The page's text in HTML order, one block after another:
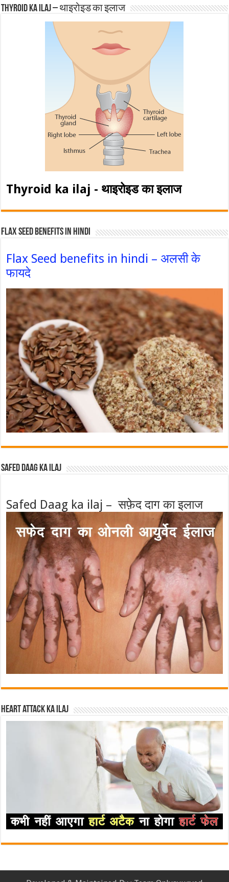
Thyroid ka ilaj – थाइरोइड का इलाज
Thyroid ka ilaj - थाइरोइड का इलाज
Flax Seed Benefits in hindi
Flax Seed benefits in hindi – अलसी के
फायदे
Safed Daag ka ilaj
Safed Daag ka ilaj – सफ़ेद दाग का इलाज
Heart attack ka ilaj